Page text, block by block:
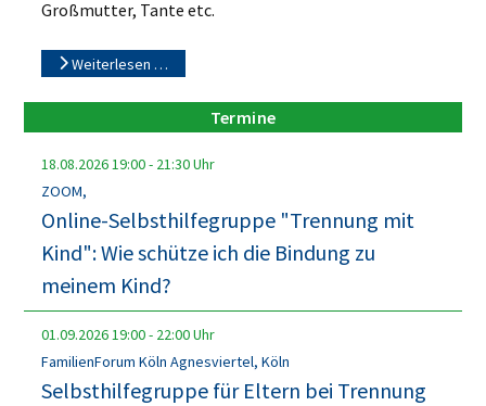
Großmutter, Tante etc.
Weiterlesen …
Termine
18.08.202619:00- 21:30Uhr
ZOOM,
Online-Selbsthilfegruppe "Trennung mit
Kind": Wie schütze ich die Bindung zu
meinem Kind?
01.09.202619:00- 22:00Uhr
FamilienForum Köln Agnesviertel, Köln
Selbsthilfegruppe für Eltern bei Trennung